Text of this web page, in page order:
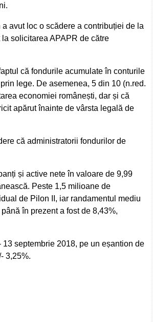
avut loc o scădere a contribuției de la
solicitarea APAPR de către
că fondurile acumulate în conturile
lege. De asemenea, 5 din 10 (n.red.
economiei românești, dar și că
apărut înainte de vârsta legală de
că administratorii fondurilor de
și active nete în valoare de 9,99
Peste 1,5 milioane de
de Pilon II, iar randamentul mediu
în prezent a fost de 8,43%,
septembrie 2018, pe un eșantion de
3,25%.